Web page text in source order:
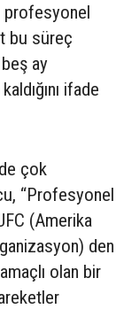
profesyonel
bu süreç
ay
ifade
çok
“Profesyonel
(Amerika
den
olan bir